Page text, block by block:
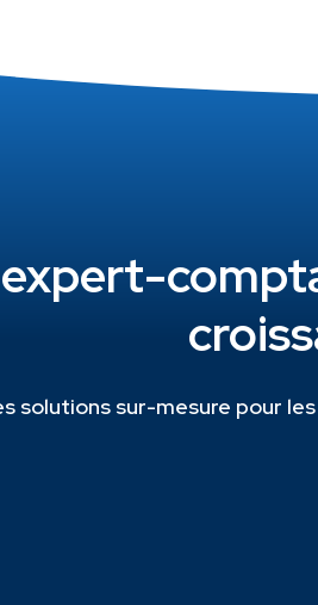
solutions sur-mesure pour